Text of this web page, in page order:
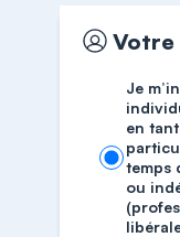
Je
en
temps
ou